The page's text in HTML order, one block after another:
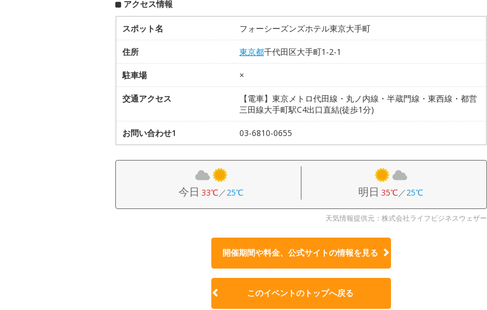
アクセス情報
スポット名 フォーシーズンズホテル東京大手町
住所 東京都千代田区大手町1-2-1
駐車場 ×
交通アクセス
【電車】東京メトロ代田線・丸ノ内線・半蔵門線・東西線・都営
三田線大手町駅C4出口直結(徒歩1分)
お問い合わせ1 03-6810-0655
今日 33℃／25℃ 明日 35℃／25℃
天気情報提供元：株式会社ライフビジネスウェザー
開催期間や料金、公式サイトの情報を見る
このイベントのトップへ戻る